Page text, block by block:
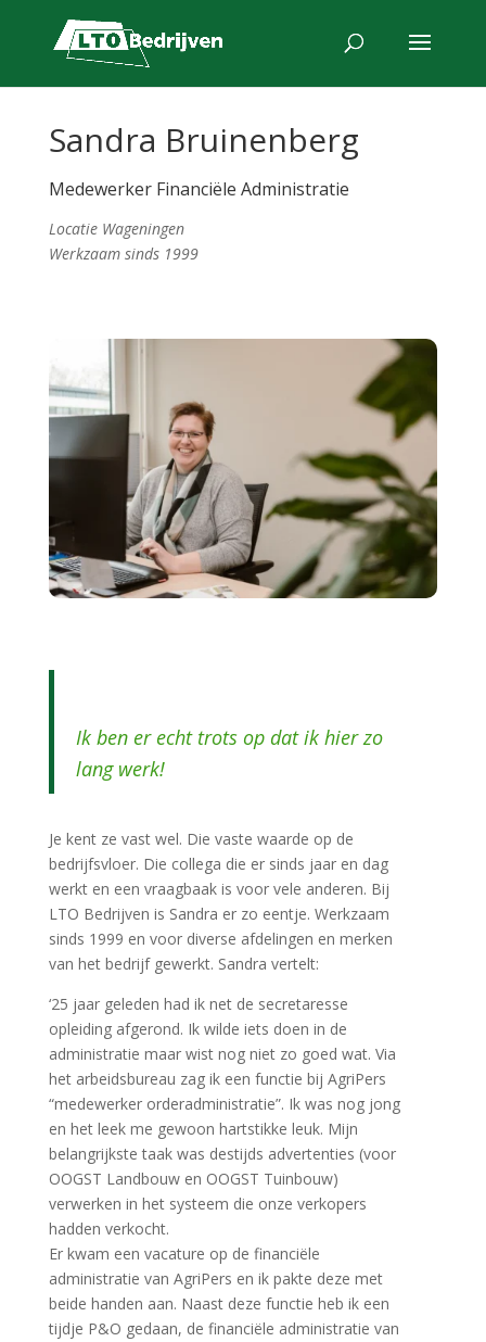
Sandra Bruinenberg
Medewerker Financiële Administratie
Locatie Wageningen
Werkzaam sinds 1999
Ik ben er echt trots op dat ik hier zo
lang werk!
Je kent ze vast wel. Die vaste waarde op de
bedrijfsvloer. Die collega die er sinds jaar en dag
werkt en een vraagbaak is voor vele anderen. Bij
LTO Bedrijven is Sandra er zo eentje. Werkzaam
sinds 1999 en voor diverse afdelingen en merken
van het bedrijf gewerkt. Sandra vertelt:
‘25 jaar geleden had ik net de secretaresse
opleiding afgerond. Ik wilde iets doen in de
administratie maar wist nog niet zo goed wat. Via
het arbeidsbureau zag ik een functie bij AgriPers
“medewerker orderadministratie”. Ik was nog jong
en het leek me gewoon hartstikke leuk. Mijn
belangrijkste taak was destijds advertenties (voor
OOGST Landbouw en OOGST Tuinbouw)
verwerken in het systeem die onze verkopers
hadden verkocht.
Er kwam een vacature op de financiële
administratie van AgriPers en ik pakte deze met
beide handen aan. Naast deze functie heb ik een
tijdje P&O gedaan, de financiële administratie van